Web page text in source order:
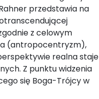
przedstawia na
z celowym
(antropocentryzm),
realna staje
Z punktu widzenia
się Boga-Trójcy w